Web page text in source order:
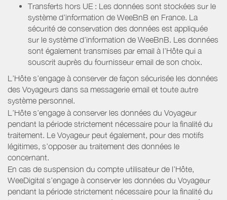
Transferts hors UE : Les données sont stockées sur le
système d’information de WeeBnB en France. La
sécurité de conservation des données est appliquée
sur le système d’information de WeeBnB. Les données
sont également transmises par email à l’Hôte qui a
souscrit auprès du fournisseur email de son choix.
L’Hôte s’engage à conserver de façon sécurisée les données
des Voyageurs dans sa messagerie email et toute autre
système personnel.
L’Hôte s’engage à conserver les données du Voyageur
pendant la période strictement nécessaire pour la finalité du
traitement. Le Voyageur peut également, pour des motifs
légitimes, s’opposer au traitement des données le
concernant.
En cas de suspension du compte utilisateur de l’Hôte,
WeeDigital s’engage à conserver les données du Voyageur
pendant la période strictement nécessaire pour la finalité du